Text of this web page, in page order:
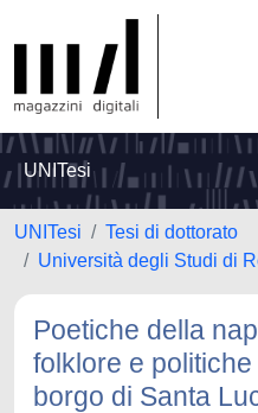
UNITesi
UNITesi
Tesi di dottorato
Università degli Studi di
Poetiche della
folklore e
borgo di Santa